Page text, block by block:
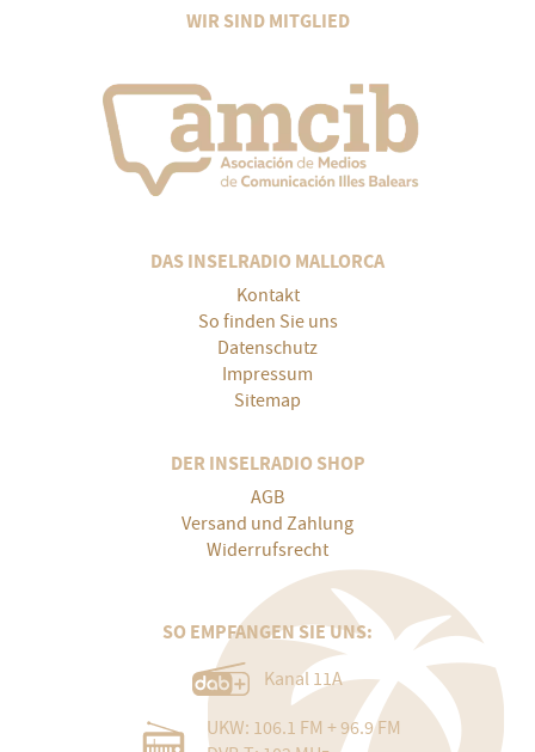
WIR SIND MITGLIED
DAS INSELRADIO MALLORCA
Kontakt
So finden Sie uns
Datenschutz
Impressum
Sitemap
DER INSELRADIO SHOP
AGB
Versand und Zahlung
Widerrufsrecht
SO EMPFANGEN SIE UNS:
Kanal 11A
UKW: 106.1 FM + 96.9 FM